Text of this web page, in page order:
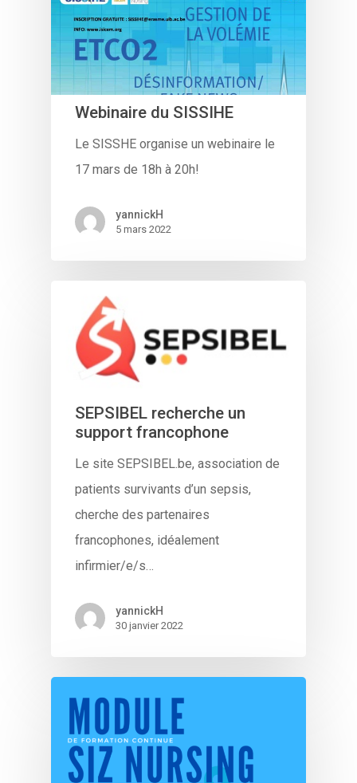
Webinaire du SISSIHE
Le SISSHE organise un webinaire le
17 mars de 18h à 20h!
yannickH
5 mars 2022
SEPSIBEL recherche un
support francophone
Le site SEPSIBEL.be, association de
patients survivants d’un sepsis,
cherche des partenaires
francophones, idéalement
infirmier/e/s…
yannickH
30 janvier 2022